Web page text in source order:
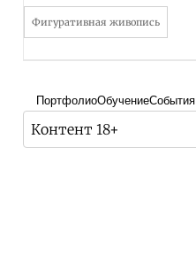
Фигуративная живопись
ПортфолиоОбучениеСобытия
Контент 18+